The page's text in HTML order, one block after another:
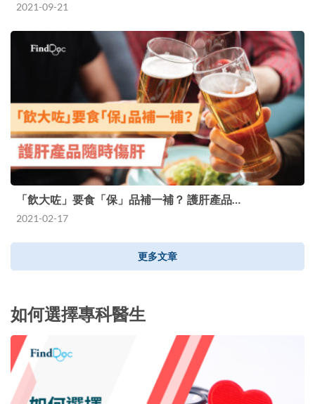
2021-09-21
「飲大咗」要食「保」品補一補？ 護肝產品…
2021-02-17
更多文章
如何選擇專科醫生